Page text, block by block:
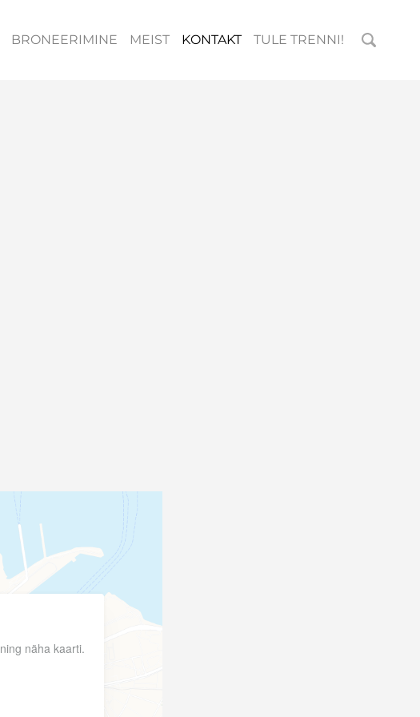
BRONEERIMINE MEIST KONTAKT TULE TRENNI!
ning näha kaarti.